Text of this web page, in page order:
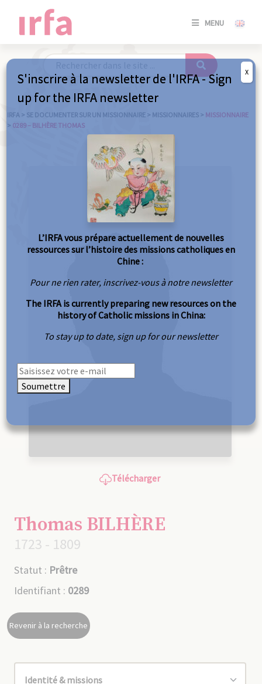
MENU
SE
/
IRFA > SE DOCUMENTER SUR UN MISSIONNAIRE > MISSIONNAIRES > MISSIONNAIRE
> 0289 – BILHÈRE THOMAS
Télécharger
Thomas BILHÈRE
1723 - 1809
Statut : Prêtre
Identifiant : 0289
Revenir à la recherche
S'inscrire à la newsletter de l'IRFA - Sign
up for the IRFA newsletter
L’IRFA vous prépare actuellement de nouvelles
ressources sur l’histoire des missions catholiques en
Chine :
Pour ne rien rater, inscrivez-vous à notre newsletter
The IRFA is currently preparing new resources on the
history of Catholic missions in China:
To stay up to date, sign up for our newsletter
Soumettre
X